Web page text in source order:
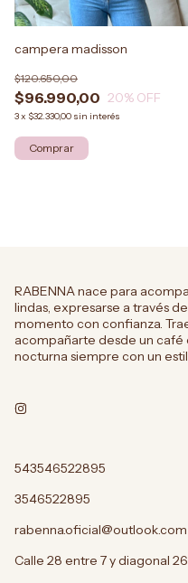
campera madisson
$96.990,00
$120.650,00
20% OFF
3x $32.330,00 sin interés
RABENNA nace para
lindas, expresarse a través
momento con confianza.
acompañarte desde un café
nocturna siempre con un
543546522895
3546522895
rabenna.oficial@outlook.com
Calle 28 entre 7 y diagonal 26